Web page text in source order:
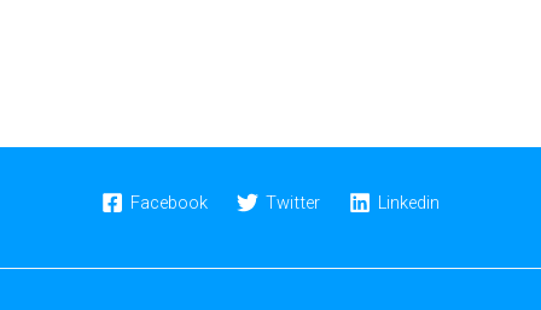
Facebook Twitter Linkedin